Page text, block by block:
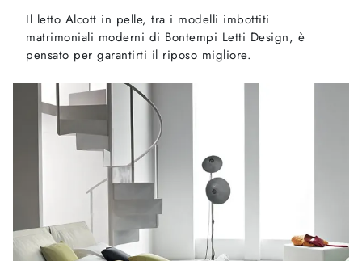
Il letto Alcott in pelle, tra i modelli imbottiti
matrimoniali moderni di Bontempi Letti Design, è
pensato per garantirti il riposo migliore.